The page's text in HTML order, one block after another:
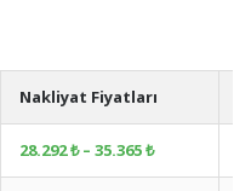
Nakliyat Fiyatları
28.292 ₺ – 35.365 ₺